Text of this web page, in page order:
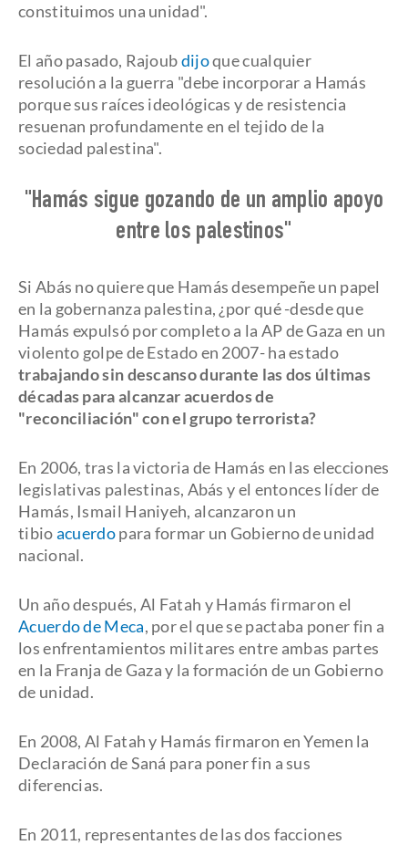
constituimos una unidad".
El año pasado, Rajoubdijoque cualquier
resolución a la guerra "debe incorporar a Hamás
porque sus raíces ideológicas y de resistencia
resuenan profundamente en el tejido de la
sociedad palestina".
"Hamás sigue gozando de un amplio apoyo
entre los palestinos"
Si Abás no quiere que Hamás desempeñe un papel
en la gobernanza palestina, ¿por qué -desde que
Hamás expulsó por completo a la AP de Gaza en un
violento golpe de Estado en 2007- ha estado
trabajando sin descanso durante las dos últimas
décadas para alcanzar acuerdos de
"reconciliación" con el grupo terrorista?
En 2006, tras la victoria de Hamás en las elecciones
legislativas palestinas, Abás y el entonces líder de
Hamás, Ismail Haniyeh, alcanzaron un
tibioacuerdopara formar un Gobierno de unidad
nacional.
Un año después, Al Fatah y Hamás firmaron el
Acuerdo de Meca, por el que se pactaba poner fin a
los enfrentamientos militares entre ambas partes
en la Franja de Gaza y la formación de un Gobierno
de unidad.
En 2008, Al Fatah y Hamás firmaron en Yemen la
Declaración de Saná para poner fin a sus
diferencias.
En 2011, representantes de las dos facciones